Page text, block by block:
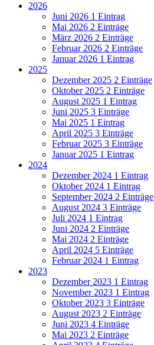
2026
Juni 2026 1 Eintrag
Mai 2026 2 Einträge
März 2026 2 Einträge
Februar 2026 2 Einträge
Januar 2026 1 Eintrag
2025
Dezember 2025 2 Einträge
Oktober 2025 2 Einträge
August 2025 1 Eintrag
Juni 2025 3 Einträge
Mai 2025 1 Eintrag
April 2025 3 Einträge
Februar 2025 3 Einträge
Januar 2025 1 Eintrag
2024
Dezember 2024 1 Eintrag
Oktober 2024 1 Eintrag
September 2024 2 Einträge
August 2024 3 Einträge
Juli 2024 1 Eintrag
Juni 2024 2 Einträge
Mai 2024 2 Einträge
April 2024 5 Einträge
Februar 2024 1 Eintrag
2023
Dezember 2023 1 Eintrag
November 2023 1 Eintrag
Oktober 2023 3 Einträge
August 2023 2 Einträge
Juni 2023 4 Einträge
Mai 2023 2 Einträge